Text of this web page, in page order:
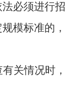
必须进行招
模标准的，
关情况时，